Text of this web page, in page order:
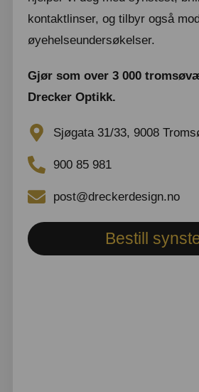
kontaktlinser, og tilbyr også
øyehelseundersøkelser.
Gjør som over 3 000
Drecker Optikk.
Sjøgata 31/33, 9008
900 85 981
post@dreckerdesign.no
Bestill